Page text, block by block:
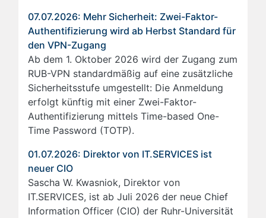
07.07.2026: Mehr Sicherheit: Zwei-Faktor-
Authentifizierung wird ab Herbst Standard für
den VPN-Zugang
Ab dem 1. Oktober 2026 wird der Zugang zum
RUB-VPN standardmäßig auf eine zusätzliche
Sicherheitsstufe umgestellt: Die Anmeldung
erfolgt künftig mit einer Zwei-Faktor-
Authentifizierung mittels Time-based One-
Time Password (TOTP).
01.07.2026: Direktor von IT.SERVICES ist
neuer CIO
Sascha W. Kwasniok, Direktor von
IT.SERVICES, ist ab Juli 2026 der neue Chief
Information Officer (CIO) der Ruhr-Universität